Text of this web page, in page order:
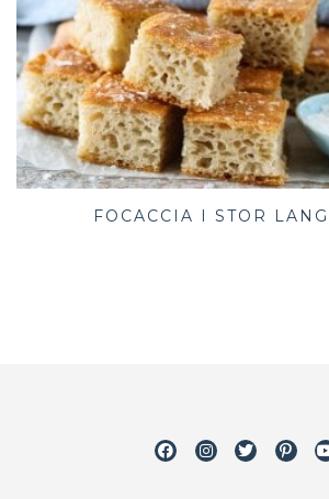
FOCACCIA I STOR
FacebookInstagram
Twitter